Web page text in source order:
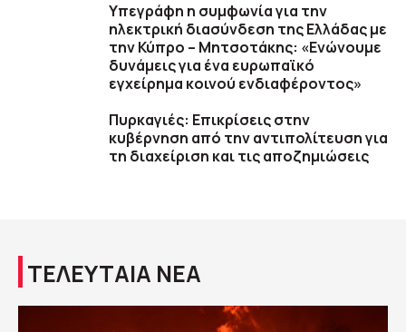
Υπεγράφη η συμφωνία για την
ηλεκτρική διασύνδεση της Ελλάδας με
την Κύπρο – Μητσοτάκης: «Ενώνουμε
δυνάμεις για ένα ευρωπαϊκό
εγχείρημα κοινού ενδιαφέροντος»
Πυρκαγιές: Επικρίσεις στην
κυβέρνηση από την αντιπολίτευση για
τη διαχείριση και τις αποζημιώσεις
ΤΕΛΕΥΤΑΙΑ ΝΕΑ